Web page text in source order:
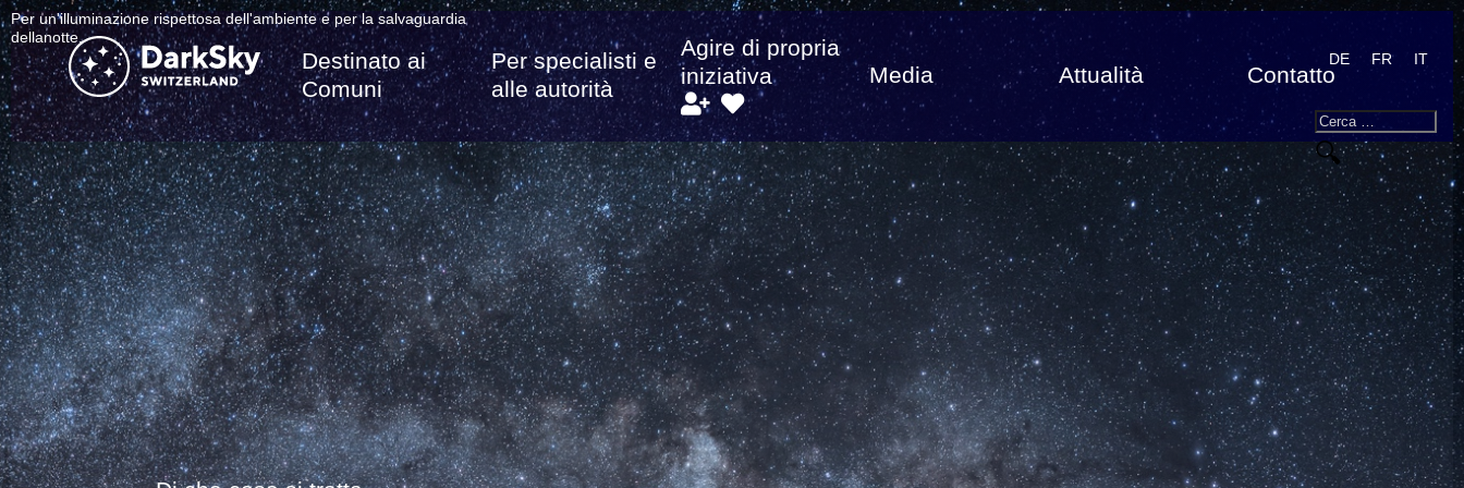
Per un'illuminazione rispettosa dell'ambiente e per la salvaguardia
dellanotte.
Destinato ai
Comuni
Per specialisti e
alle autorità
Agire di propria
iniziativa
Media Attualità Contatto
DE FR IT
Search
Cerca: